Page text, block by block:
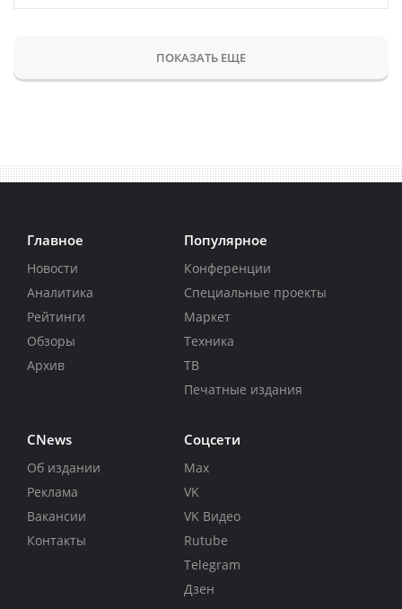
ПОКАЗАТЬ ЕЩЕ
Главное
Новости
Аналитика
Рейтинги
Обзоры
Архив
Популярное
Конференции
Специальные проекты
Маркет
Техника
ТВ
Печатные издания
CNews
Об издании
Реклама
Вакансии
Контакты
Соцсети
Max
VK
VK Видео
Rutube
Telegram
Дзен